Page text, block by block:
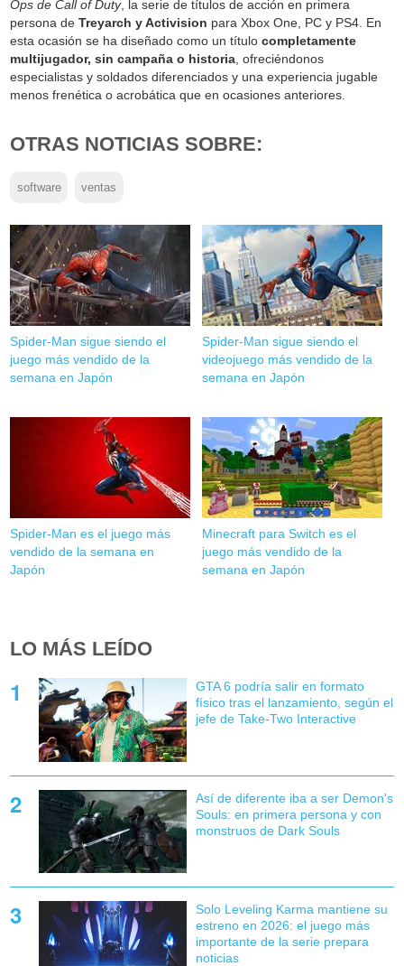
Ops de Call of Duty, la serie de títulos de acción en primera
persona de Treyarch y Activision para Xbox One, PC y PS4. En
esta ocasión se ha diseñado como un títulocompletamente
multijugador, sin campaña o historia , ofreciéndonos
especialistas y soldados diferenciados y una experiencia jugable
menos frenética o acrobática que en ocasiones anteriores.
OTRAS NOTICIAS SOBRE:
software ventas
Spider-Man sigue siendo el
juego más vendido de la
semana en Japón
Spider-Man sigue siendo el
videojuego más vendido de la
semana en Japón
Spider-Man es el juego más
vendido de la semana en
Japón
Minecraft para Switch es el
juego más vendido de la
semana en Japón
LO MÁS LEÍDO
GTA 6 podría salir en formato
físico tras el lanzamiento, según el
jefe de Take-Two Interactive
Así de diferente iba a ser Demon's
Souls: en primera persona y con
monstruos de Dark Souls
Solo Leveling Karma mantiene su
estreno en 2026: el juego más
importante de la serie prepara
noticias